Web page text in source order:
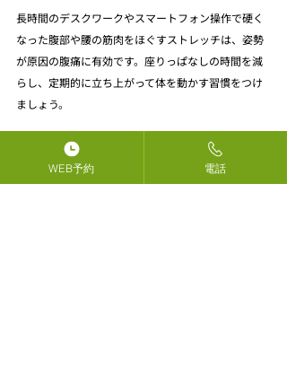
長時間のデスクワークやスマートフォン操作で硬く
なった腹部や腰の筋肉をほぐすストレッチは、姿勢
が原因の腹痛に有効です。座りっぱなしの時間を減
らし、定期的に立ち上がって体を動かす習慣をつけ
ましょう。
腸の健康を育む食事と生活習慣
消化器系の健康を保つためには、バランスの取れた
WEB予約 電話